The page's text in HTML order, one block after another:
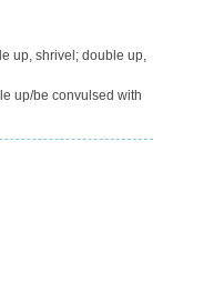
up, shrivel; double up,
up/be convulsed with